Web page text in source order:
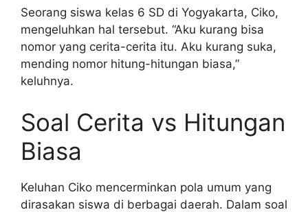
Seorang siswa kelas 6 SD di Yogyakarta, Ciko,
mengeluhkan hal tersebut. “Aku kurang bisa
nomor yang cerita-cerita itu. Aku kurang suka,
mending nomor hitung-hitungan biasa,”
keluhnya.
Soal Cerita vs Hitungan
Biasa
Keluhan Ciko mencerminkan pola umum yang
dirasakan siswa di berbagai daerah. Dalam soal